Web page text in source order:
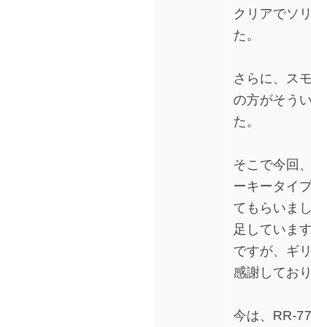
クリアでソ
た。
さらに、ス
の方がそう
た。
そこで今回
ーキータイ
てもらいま
足していま
ですが、ギ
感謝してお
今は、RR-